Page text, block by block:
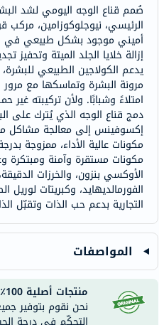
صُمم قناع الوجه اليومي لشد
الرئيسي، نيوجلوكوزامين،
أميني موجود بشكل طبيعي في
إزالة خلايا الجلد الميتة
يدعم الكولاجين الطبيعي
مرونة البشرة وتماسكها مع
امتلاءً وشبابًا. ولأن تركيبته
دمج قناع الوجه الذي يُترك على
إكسوفينس إلى معالجة مشاكل
مكونات عالية الأداء، ممزوجة
مكونات مستقرة وآمنة ومبتكرة
الأوكسي بنزون، والخرزات
الفورمالديهايد، وكبريتات
التجارية بدعم حب الذات وتقبّل
المواصفات
منتجات أصلية 100٪
نحن نقوم بتوفير